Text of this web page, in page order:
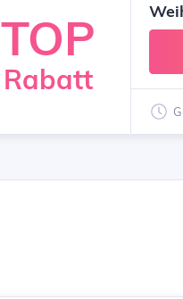
TOP
Rabatt